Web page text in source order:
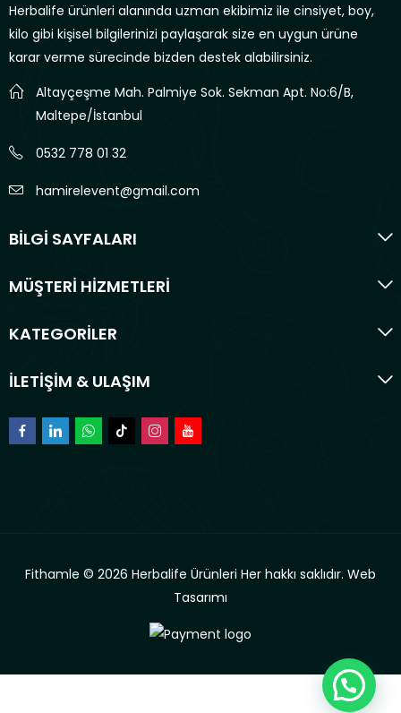
Herbalife ürünleri alanında uzman ekibimiz ile cinsiyet, boy,
kilo gibi kişisel bilgilerinizi paylaşarak size en uygun ürüne
karar verme sürecinde bizden destek alabilirsiniz.
Altayçeşme Mah. Palmiye Sok. Sekman Apt. No:6/B,
Maltepe/İstanbul
0532 778 01 32
hamirelevent@gmail.com
BİLGİ SAYFALARI
MÜŞTERİ HİZMETLERİ
KATEGORİLER
İLETİŞİM & ULAŞIM
Fithamle © 2026 Herbalife Ürünleri Her hakkı saklıdır. Web
Tasarımı